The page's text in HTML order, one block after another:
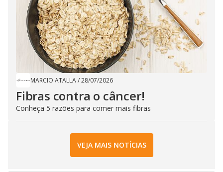
MARCIO ATALLA/28/07/2026
Fibras contra o câncer!
Conheça 5 razões para comer mais fibras
VEJA MAIS NOTÍCIAS